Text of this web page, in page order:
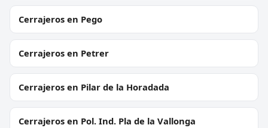
Cerrajeros en Pego
Cerrajeros en Petrer
Cerrajeros en Pilar de la Horadada
Cerrajeros en Pol. Ind. Pla de la Vallonga